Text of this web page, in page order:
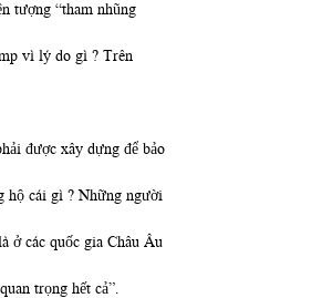
tượng “tham nhũng
vì lý do gì ? Trên
được xây dựng để bảo
hộ cái gì ? Những người
ở các quốc gia Châu Âu
trọng hết cả”.